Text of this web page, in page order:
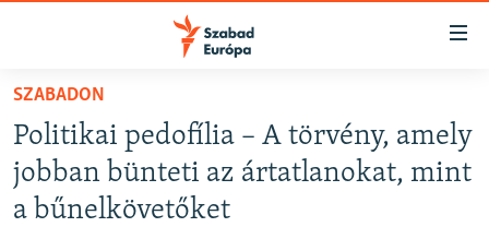
Akadálymentes
Ugrás
fő
oldalra
Ugrás
NAPIRENDEN
AKTUÁLIS
PODCASTOK
SZABADON
Politikai pedofília – A törvény, amely
jobban bünteti az ártatlanokat, mint
a bűnelkövetőket
FELIRATKOZÁS